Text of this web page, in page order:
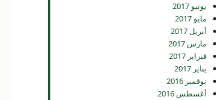
يونيو 2017
مايو 2017
أبريل 2017
مارس 2017
فبراير 2017
يناير 2017
نوفمبر 2016
أغسطس 2016